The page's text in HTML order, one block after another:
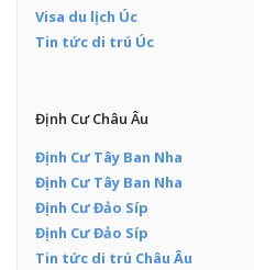
Visa du lịch Úc
Tin tức di trú Úc
Định Cư Châu Âu
Định Cư Tây Ban Nha
Định Cư Tây Ban Nha
Định Cư Đảo Síp
Định Cư Đảo Síp
Tin tức di trú Châu Âu